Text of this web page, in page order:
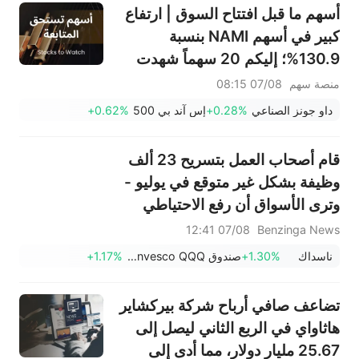
أسهم ما قبل افتتاح السوق | ارتفاع
كبير في أسهم NAMI بنسبة
130.9%؛ إليكم 20 سهماً شهدت
أغسطس)
منصة سهم
07/08 08:15
داو جونز الصناعي +0.28%إس آند بي 500 +0.62%
قام أصحاب العمل بتسريح 23 ألف
وظيفة بشكل غير متوقع في يوليو -
وترى الأسواق أن رفع الاحتياطي
الفيدرالي لأسعار الفائدة في
سبتمبر أقل احتمالاً.
Benzinga News
07/08 12:41
ناسداك
+1.30% صندوق Invesco QQQ، السلسلة 1 +1.17%
تضاعف صافي أرباح شركة بيركشاير
هاثاواي في الربع الثاني ليصل إلى
25.67 مليار دولار، مما أدى إلى